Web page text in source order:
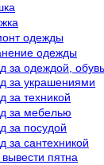
одежды
одежды
за одеждой,
за украшениями
за техникой
за мебелью
за посудой
за сантехникой
вывести пятна